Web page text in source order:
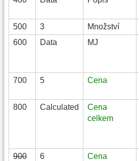
500 3 Množství
600
Data MJ
700 5 Cena
800 Calculated
Cena
celkem
900 6
Cena